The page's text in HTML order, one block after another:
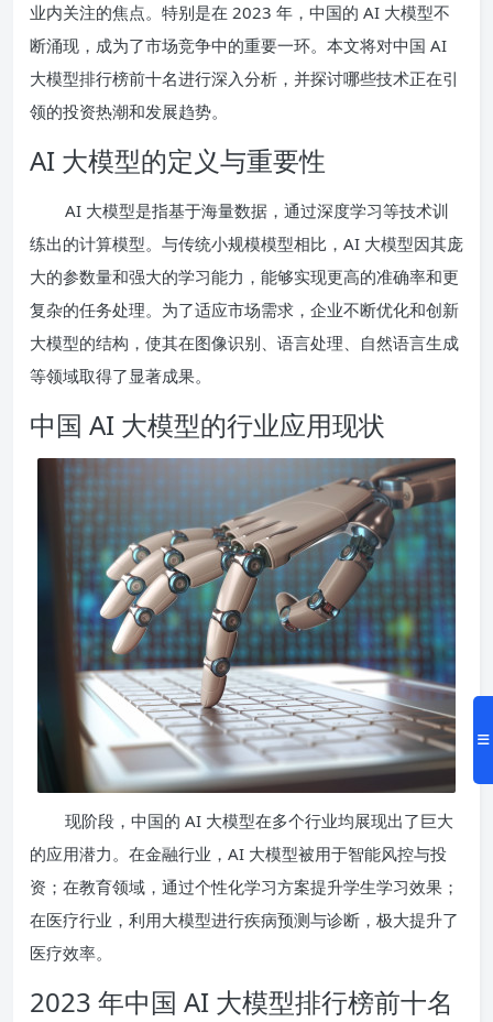
业内关注的焦点。特别是在 2023 年，中国的 AI 大模型不
断涌现，成为了市场竞争中的重要一环。本文将对中国 AI
大模型排行榜前十名进行深入分析，并探讨哪些技术正在引
领的投资热潮和发展趋势。
AI 大模型的定义与重要性
AI 大模型是指基于海量数据，通过深度学习等技术训
练出的计算模型。与传统小规模模型相比，AI 大模型因其庞
大的参数量和强大的学习能力，能够实现更高的准确率和更
复杂的任务处理。为了适应市场需求，企业不断优化和创新
大模型的结构，使其在图像识别、语言处理、自然语言生成
等领域取得了显著成果。
中国 AI 大模型的行业应用现状
现阶段，中国的 AI 大模型在多个行业均展现出了巨大
的应用潜力。在金融行业，AI 大模型被用于智能风控与投
资；在教育领域，通过个性化学习方案提升学生学习效果；
在医疗行业，利用大模型进行疾病预测与诊断，极大提升了
医疗效率。
2023 年中国 AI 大模型排行榜前十名